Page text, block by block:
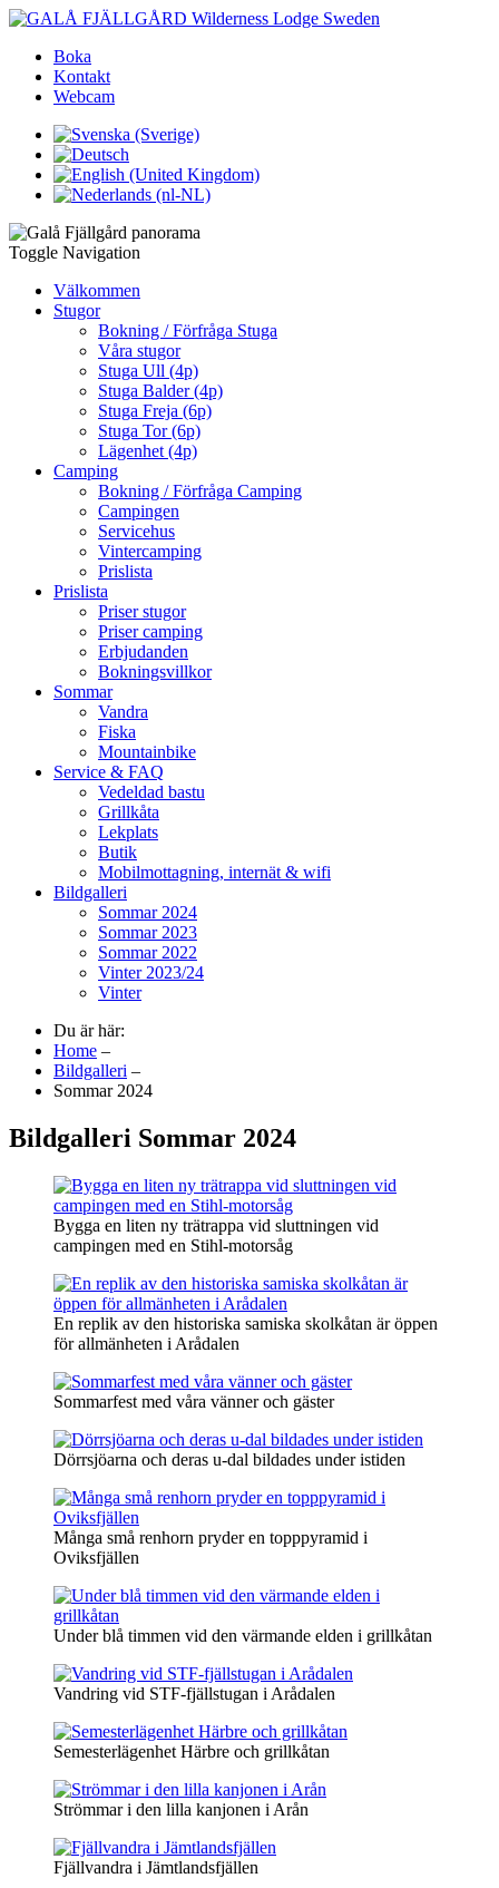
Boka
Kontakt
Webcam
Toggle Navigation
Välkommen
Stugor
Bokning / Förfråga Stuga
Våra stugor
Stuga Ull (4p)
Stuga Balder (4p)
Stuga Freja (6p)
Stuga Tor (6p)
Lägenhet (4p)
Camping
Bokning / Förfråga Camping
Campingen
Servicehus
Vintercamping
Prislista
Prislista
Priser stugor
Priser camping
Erbjudanden
Bokningsvillkor
Sommar
Vandra
Fiska
Mountainbike
Service & FAQ
Vedeldad bastu
Grillkåta
Lekplats
Butik
Mobilmottagning, internät & wifi
Bildgalleri
Sommar 2024
Sommar 2023
Sommar 2022
Vinter 2023/24
Vinter
Du är här:
Home –
Bildgalleri –
Sommar 2024
Bildgalleri Sommar 2024
Bygga en liten ny trätrappa vid sluttningen vid
campingen med en Stihl-motorsåg
En replik av den historiska samiska skolkåtan är öppen
för allmänheten i Arådalen
Sommarfest med våra vänner och gäster
Dörrsjöarna och deras u-dal bildades under istiden
Många små renhorn pryder en topppyramid i
Oviksfjällen
Under blå timmen vid den värmande elden i grillkåtan
Vandring vid STF-fjällstugan i Arådalen
Semesterlägenhet Härbre och grillkåtan
Strömmar i den lilla kanjonen i Arån
Fjällvandra i Jämtlandsfjällen